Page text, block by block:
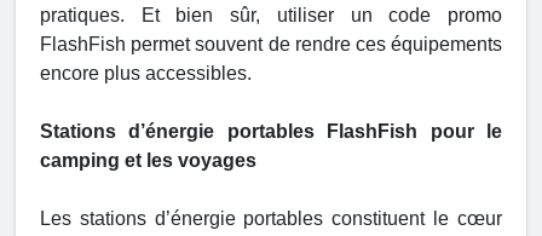
pratiques. Et bien sûr, utiliser un code promo
FlashFish permet souvent de rendre ces équipements
encore plus accessibles.
Stations d’énergie portables FlashFish pour le
camping et les voyages
Les stations d’énergie portables constituent le cœur